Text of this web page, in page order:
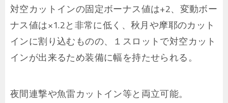
対空カットインの固定ボーナス値は+2、変動ボー
ナス値は×1.2と非常に低く、秋月や摩耶のカット
インに割り込むものの、１スロットで対空カット
インが出来るため装備に幅を持たせられる。
夜間連撃や魚雷カットイン等と両立可能。